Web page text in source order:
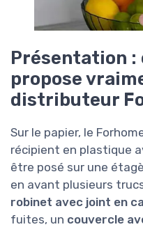
Présentation :
propose
distributeur
Sur le papier, le
récipient en plastique
être posé sur une
en avant plusieurs
robinet avec joint en
fuites, un couvercle